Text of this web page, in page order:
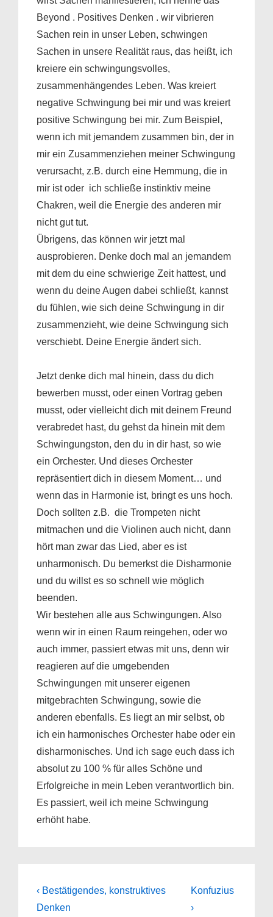
Beyond . Positives Denken . wir vibrieren
Sachen rein in unser Leben, schwingen
Sachen in unsere Realität raus, das heißt, ich
kreiere ein schwingungsvolles,
zusammenhängendes Leben. Was kreiert
negative Schwingung bei mir und was kreiert
positive Schwingung bei mir. Zum Beispiel,
wenn ich mit jemandem zusammen bin, der in
mir ein Zusammenziehen meiner Schwingung
verursacht, z.B. durch eine Hemmung, die in
mir ist oder ich schließe instinktiv meine
Chakren, weil die Energie des anderen mir
nicht gut tut.
Übrigens, das können wir jetzt mal
ausprobieren. Denke doch mal an jemandem
mit dem du eine schwierige Zeit hattest, und
wenn du deine Augen dabei schließt, kannst
du fühlen, wie sich deine Schwingung in dir
zusammenzieht, wie deine Schwingung sich
verschiebt. Deine Energie ändert sich.
Jetzt denke dich mal hinein, dass du dich
bewerben musst, oder einen Vortrag geben
musst, oder vielleicht dich mit deinem Freund
verabredet hast, du gehst da hinein mit dem
Schwingungston, den du in dir hast, so wie
ein Orchester. Und dieses Orchester
repräsentiert dich in diesem Moment… und
wenn das in Harmonie ist, bringt es uns hoch.
Doch sollten z.B. die Trompeten nicht
mitmachen und die Violinen auch nicht, dann
hört man zwar das Lied, aber es ist
unharmonisch. Du bemerkst die Disharmonie
und du willst es so schnell wie möglich
beenden.
Wir bestehen alle aus Schwingungen. Also
wenn wir in einen Raum reingehen, oder wo
auch immer, passiert etwas mit uns, denn wir
reagieren auf die umgebenden
Schwingungen mit unserer eigenen
mitgebrachten Schwingung, sowie die
anderen ebenfalls. Es liegt an mir selbst, ob
ich ein harmonisches Orchester habe oder ein
disharmonisches. Und ich sage euch dass ich
absolut zu 100 % für alles Schöne und
Erfolgreiche in mein Leben verantwortlich bin.
Es passiert, weil ich meine Schwingung
erhöht habe.
Beitragsnavigation
Previous
Post
‹ Bestätigendes, konstruktives
Denken
Next
Post
Konfuzius
›